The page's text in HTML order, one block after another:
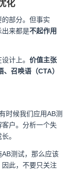
化
部分。但事实
出来都是不起作用
计上。 价值主张
、召唤语（CTA）
时候我们应用AB测
户。分析一个失
。
测试，那么应该
此，不要只关注